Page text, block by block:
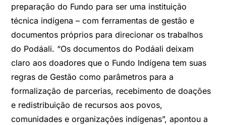
preparação do Fundo para ser uma instituição
técnica indígena – com ferramentas de gestão e
documentos próprios para direcionar os trabalhos
do Podáali. “Os documentos do Podáali deixam
claro aos doadores que o Fundo Indígena tem suas
regras de Gestão como parâmetros para a
formalização de parcerias, recebimento de doações
e redistribuição de recursos aos povos,
comunidades e organizações indígenas”, apontou a